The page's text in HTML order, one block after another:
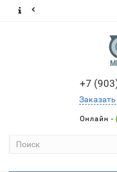
+7
Онлайн -